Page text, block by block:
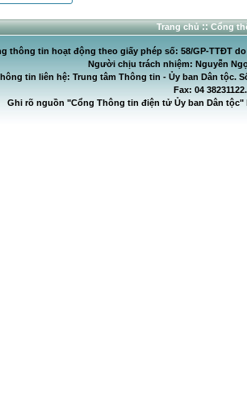
Trang chủ:: Cổng
thông tin hoạt động theo giấy phép số: 58/GP-TTĐT
Người chịu trách nhiệm: Nguyễn
tin liên hệ: Trung tâm Thông tin - Ủy ban Dân tộc.
Fax: 04
Ghi rõ nguồn "Cổng Thông tin điện tử Ủy ban Dân